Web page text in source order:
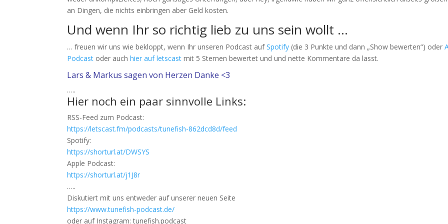
an Dingen, die nichts einbringen aber Geld kosten.
Und wenn Ihr so richtig lieb zu uns sein wollt …
… freuen wir uns wie bekloppt, wenn Ihr unseren Podcast aufSpotify (die 3 Punkte und dann „Show bewerten“) oder
Podcast oder auchhier auf letscast mit 5 Sternen bewertet und und nette Kommentare da lasst.
Lars & Markus sagen von Herzen Danke <3
…..
Hier noch ein paar sinnvolle Links:
RSS-Feed zum Podcast:
https://letscast.fm/podcasts/tunefish-862dcd8d/feed
Spotify:
https://shorturl.at/DWSYS
Apple Podcast:
https://shorturl.at/j1J8r
…..
Diskutiert mit uns entweder auf unserer neuen Seite
https://www.tunefish-podcast.de/
oder auf Instagram: tunefish.podcast